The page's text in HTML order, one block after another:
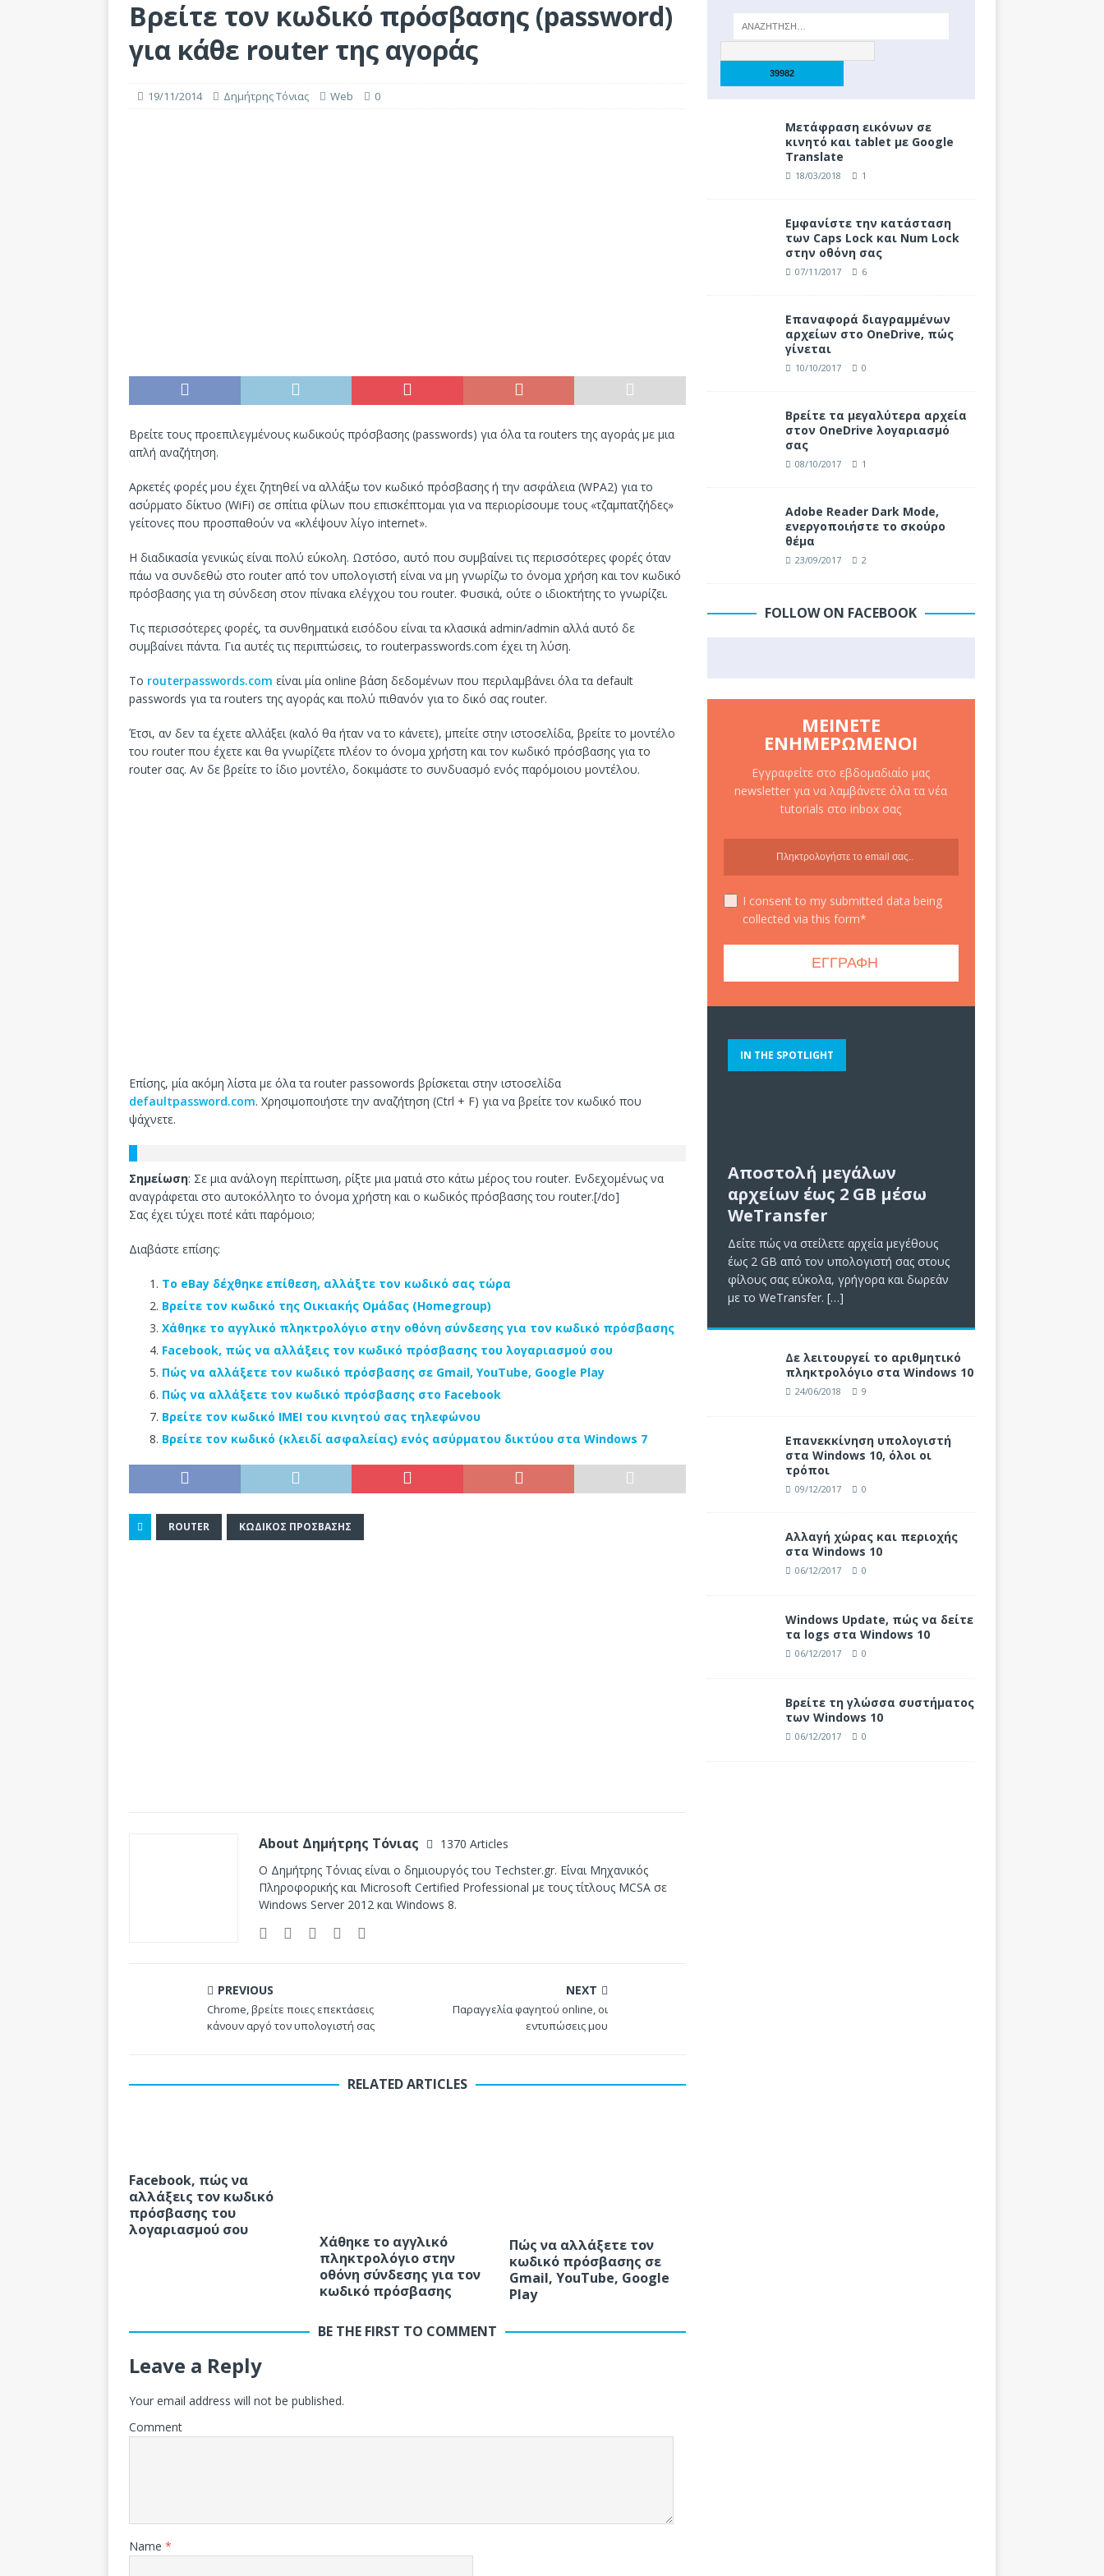
Βρείτε τον κωδικό πρόσβασης (password)
για κάθε router της αγοράς
19/11/2014 Δημήτρης Τόνιας Web 0
Βρείτε τους προεπιλεγμένους κωδικούς πρόσβασης (passwords) για όλα τα routers της αγοράς με μια
απλή αναζήτηση.
Αρκετές φορές μου έχει ζητηθεί να αλλάξω τον κωδικό πρόσβασης ή την ασφάλεια (WPA2) για το
ασύρματο δίκτυο (WiFi) σε σπίτια φίλων που επισκέπτομαι για να περιορίσουμε τους «τζαμπατζήδες»
γείτονες που προσπαθούν να «κλέψουν λίγο internet».
Η διαδικασία γενικώς είναι πολύ εύκολη. Ωστόσο, αυτό που συμβαίνει τις περισσότερες φορές όταν
πάω να συνδεθώ στο router από τον υπολογιστή είναι να μη γνωρίζω το όνομα χρήση και τον κωδικό
πρόσβασης για τη σύνδεση στον πίνακα ελέγχου του router. Φυσικά, ούτε ο ιδιοκτήτης το γνωρίζει.
Τις περισσότερες φορές, τα συνθηματικά εισόδου είναι τα κλασικά admin/admin αλλά αυτό δε
συμβαίνει πάντα. Για αυτές τις περιπτώσεις, το routerpasswords.com έχει τη λύση.
Το routerpasswords.com είναι μία online βάση δεδομένων που περιλαμβάνει όλα τα default
passwords για τα routers της αγοράς και πολύ πιθανόν για το δικό σας router.
Έτσι, αν δεν τα έχετε αλλάξει (καλό θα ήταν να το κάνετε), μπείτε στην ιστοσελίδα, βρείτε το μοντέλο
του router που έχετε και θα γνωρίζετε πλέον το όνομα χρήστη και τον κωδικό πρόσβασης για το
router σας. Αν δε βρείτε το ίδιο μοντέλο, δοκιμάστε το συνδυασμό ενός παρόμοιου μοντέλου.
Επίσης, μία ακόμη λίστα με όλα τα router passowords βρίσκεται στην ιστοσελίδα
defaultpassword.com. Χρησιμοποιήστε την αναζήτηση (Ctrl + F) για να βρείτε τον κωδικό που
ψάχνετε.
Σημείωση: Σε μια ανάλογη περίπτωση, ρίξτε μια ματιά στο κάτω μέρος του router. Ενδεχομένως να
αναγράφεται στο αυτοκόλλητο το όνομα χρήστη και ο κωδικός πρόσβασης του router.[/do]
Σας έχει τύχει ποτέ κάτι παρόμοιο;
Διαβάστε επίσης:
Το eBay δέχθηκε επίθεση, αλλάξτε τον κωδικό σας τώρα
Βρείτε τον κωδικό της Οικιακής Ομάδας (Homegroup)
Χάθηκε το αγγλικό πληκτρολόγιο στην οθόνη σύνδεσης για τον κωδικό πρόσβασης
Facebook, πώς να αλλάξεις τον κωδικό πρόσβασης του λογαριασμού σου
Πώς να αλλάξετε τον κωδικό πρόσβασης σε Gmail, YouTube, Google Play
Πώς να αλλάξετε τον κωδικό πρόσβασης στο Facebook
Βρείτε τον κωδικό ΙΜΕΙ του κινητού σας τηλεφώνου
Βρείτε τον κωδικό (κλειδί ασφαλείας) ενός ασύρματου δικτύου στα Windows 7
ROUTER ΚΩΔΙΚΌΣ ΠΡΌΣΒΑΣΗΣ
About Δημήτρης Τόνιας
1370 Articles
Ο Δημήτρης Τόνιας είναι ο δημιουργός του Techster.gr. Είναι Μηχανικός
Πληροφορικής και Microsoft Certified Professional με τους τίτλους MCSA σε
Windows Server 2012 και Windows 8.
PREVIOUS
Chrome, βρείτε ποιες επεκτάσεις
κάνουν αργό τον υπολογιστή σας
NEXT
Παραγγελία φαγητού online, οι
εντυπώσεις μου
RELATED ARTICLES
Facebook, πώς να
αλλάξεις τον κωδικό
πρόσβασης του
λογαριασμού σου
Χάθηκε το αγγλικό
πληκτρολόγιο στην
οθόνη σύνδεσης για τον
κωδικό πρόσβασης
Πώς να αλλάξετε τον
κωδικό πρόσβασης σε
Gmail, YouTube, Google
Play
BE THE FIRST TO COMMENT
Leave a Reply
Your email address will not be published.
Comment
Name *
Μετάφραση εικόνων σε
κινητό και tablet με Google
Translate
18/03/2018 1
Eμφανίστε την κατάσταση
των Caps Lock και Num Lock
στην οθόνη σας
07/11/2017 6
Επαναφορά διαγραμμένων
αρχείων στο OneDrive, πώς
γίνεται
10/10/2017 0
Βρείτε τα μεγαλύτερα αρχεία
στον OneDrive λογαριασμό
σας
08/10/2017 1
Adobe Reader Dark Mode,
ενεργοποιήστε το σκούρο
θέμα
23/09/2017 2
FOLLOW ON FACEBOOK
ΜΕΊΝΕΤΕ
ΕΝΗΜΕΡΩΜΈΝΟΙ
Εγγραφείτε στο εβδομαδιαίο μας
newsletter για να λαμβάνετε όλα τα νέα
tutorials στο inbox σας
I consent to my submitted data being
collected via this form*
IN THE SPOTLIGHT
Αποστολή μεγάλων
αρχείων έως 2 GB μέσω
WeTransfer
Δείτε πώς να στείλετε αρχεία μεγέθους
έως 2 GB από τον υπολογιστή σας στους
φίλους σας εύκολα, γρήγορα και δωρεάν
με το WeTransfer. […]
Δε λειτουργεί το αριθμητικό
πληκτρολόγιο στα Windows 10
24/06/2018 9
Επανεκκίνηση υπολογιστή
στα Windows 10, όλοι οι
τρόποι
09/12/2017 0
Αλλαγή χώρας και περιοχής
στα Windows 10
06/12/2017 0
Windows Update, πώς να δείτε
τα logs στα Windows 10
06/12/2017 0
Βρείτε τη γλώσσα συστήματος
των Windows 10
06/12/2017 0